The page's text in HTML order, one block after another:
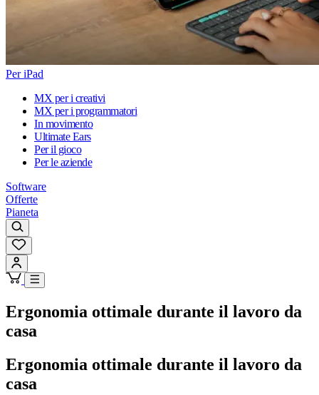
Per iPad
MX per i creativi
MX per i programmatori
In movimento
Ultimate Ears
Per il gioco
Per le aziende
Software
Offerte
Pianeta
Ergonomia ottimale durante il lavoro da
casa
Ergonomia ottimale durante il lavoro da
casa